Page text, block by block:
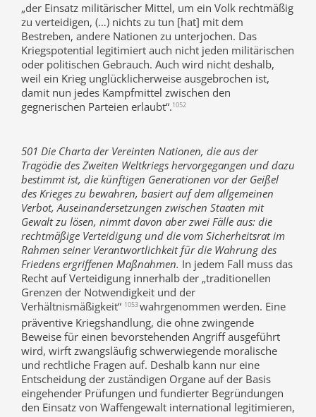
„der Einsatz militärischer Mittel, um ein Volk rechtmäßig
zu verteidigen, (…) nichts zu tun [hat] mit dem
Bestreben, andere Nationen zu unterjochen. Das
Kriegspotential legitimiert auch nicht jeden militärischen
oder politischen Gebrauch. Auch wird nicht deshalb,
weil ein Krieg unglücklicherweise ausgebrochen ist,
damit nun jedes Kampfmittel zwischen den
gegnerischen Parteien erlaubt“.1052
501 Die Charta der Vereinten Nationen, die aus der
Tragödie des Zweiten Weltkriegs hervorgegangen und dazu
bestimmt ist, die künftigen Generationen vor der Geißel
des Krieges zu bewahren, basiert auf dem allgemeinen
Verbot, Auseinandersetzungen zwischen Staaten mit
Gewalt zu lösen, nimmt davon aber zwei Fälle aus: die
rechtmäßige Verteidigung und die vom Sicherheitsrat im
Rahmen seiner Verantwortlichkeit für die Wahrung des
Friedens ergriffenen Maßnahmen. In jedem Fall muss das
Recht auf Verteidigung innerhalb der „traditionellen
Grenzen der Notwendigkeit und der
Verhältnismäßigkeit“ 1053wahrgenommen werden. Eine
präventive Kriegshandlung, die ohne zwingende
Beweise für einen bevorstehenden Angriff ausgeführt
wird, wirft zwangsläufig schwerwiegende moralische
und rechtliche Fragen auf. Deshalb kann nur eine
Entscheidung der zuständigen Organe auf der Basis
eingehender Prüfungen und fundierter Begründungen
den Einsatz von Waffengewalt international legitimieren,